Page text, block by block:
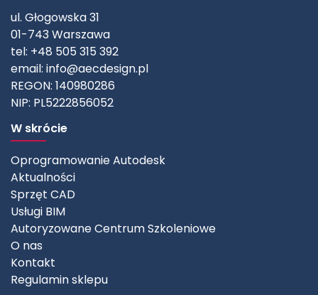
ul. Głogowska 31
01-743 Warszawa
tel: +48 505 315 392
email: info@aecdesign.pl
REGON: 140980286
NIP: PL5222856052
W skrócie
Oprogramowanie Autodesk
Aktualności
Sprzęt CAD
Usługi BIM
Autoryzowane Centrum Szkoleniowe
O nas
Kontakt
Regulamin sklepu